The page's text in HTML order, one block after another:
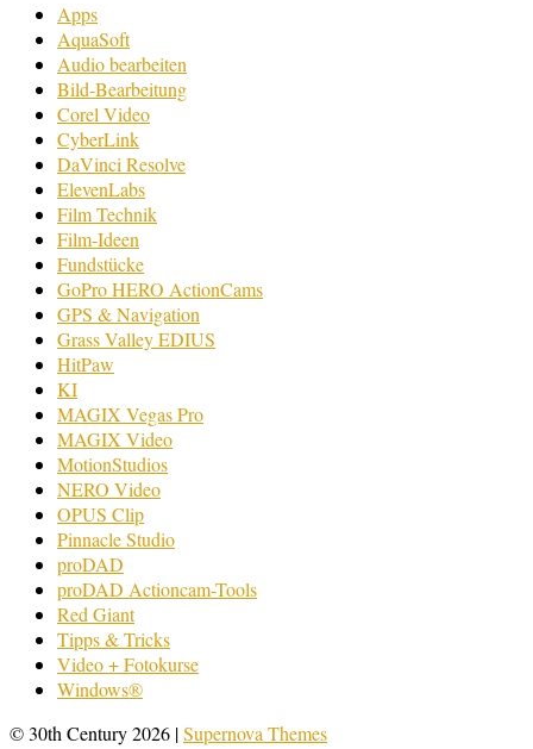
Apps
AquaSoft
Audio bearbeiten
Bild-Bearbeitung
Corel Video
CyberLink
DaVinci Resolve
ElevenLabs
Film Technik
Film-Ideen
Fundstücke
GoPro HERO ActionCams
GPS & Navigation
Grass Valley EDIUS
HitPaw
KI
MAGIX Vegas Pro
MAGIX Video
MotionStudios
NERO Video
OPUS Clip
Pinnacle Studio
proDAD
proDAD Actioncam-Tools
Red Giant
Tipps & Tricks
Video + Fotokurse
Windows®
© 30th Century 2026 |Supernova Themes